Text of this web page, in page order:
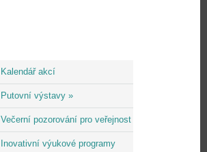
Kalendář akcí
Putovní výstavy »
Večerní pozorování pro veřejnost
Inovativní výukové programy